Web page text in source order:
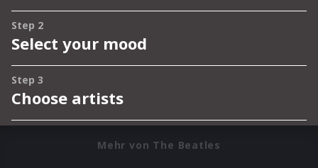
Mehr von The Beatles